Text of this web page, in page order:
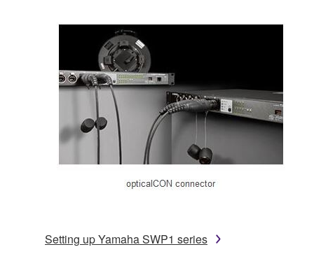
Setting up Yamaha SWP1 series